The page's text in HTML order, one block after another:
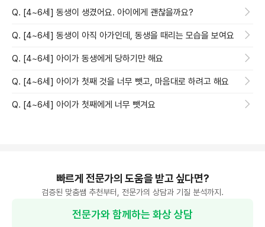
Q. [4~6세] 동생이 생겼어요. 아이에게 괜찮을까요?
Q. [4~6세] 동생이 아직 아가인데, 동생을 때리는 모습을 보여요
Q. [4~6세] 아이가 동생에게 당하기만 해요
Q. [4~6세] 아이가 첫째 것을 너무 뺏고, 마음대로 하려고 해요
Q. [4~6세] 아이가 첫째에게 너무 뺏겨요
빠르게 전문가의 도움을 받고 싶다면?
검증된 맞춤쌤 추천부터, 전문가의 상담과 기질 분석까지.
전문가와 함께하는 화상 상담